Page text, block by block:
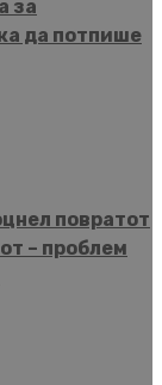
за
да потпише
повратот
– проблем